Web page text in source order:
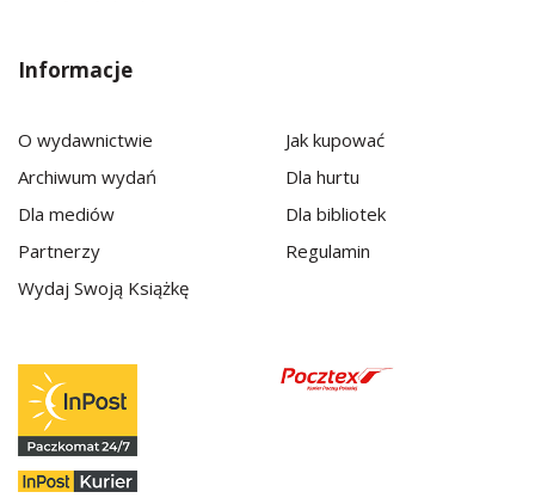
Informacje
O wydawnictwie
Archiwum wydań
Dla mediów
Partnerzy
Wydaj Swoją Książkę
Jak kupować
Dla hurtu
Dla bibliotek
Regulamin